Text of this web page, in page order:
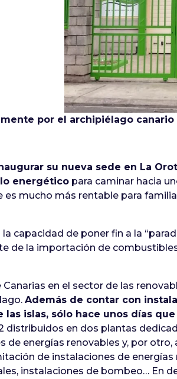
VER MÁS
por el archipiélago canario
su nueva sede en La
energético para caminar hacia
mucho más rentable para
capacidad de poner fin a la
de la importación de
en el sector de las
Además de contar con
islas, sólo hace unos días
distribuidos en dos plantas
energías renovables y, por
de instalaciones de
instalaciones de bombeo… En